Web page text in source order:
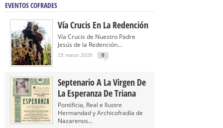
EVENTOS COFRADES
Vía Crucis En La Redención
Vía Crucis de Nuestro Padre
Jesús de la Redención...
15 marzo 2026 0
Septenario A La Virgen De
La Esperanza De Triana
Pontificia, Real e Ilustre
Hermandad y Archicofradía de
Nazarenos...